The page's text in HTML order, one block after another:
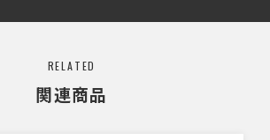
RELATED
関連商品